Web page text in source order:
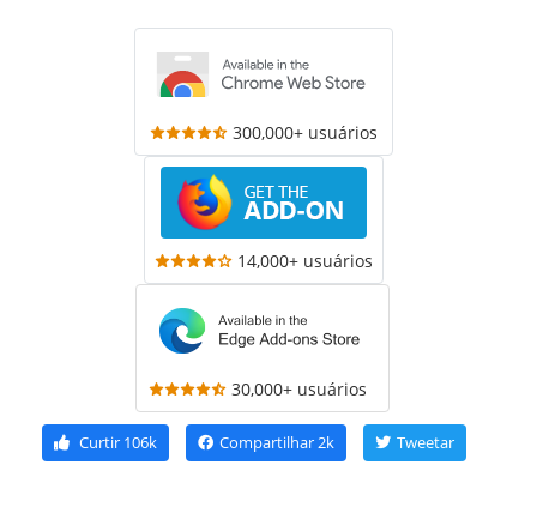
300,000+ usuários
14,000+ usuários
30,000+ usuários
Curtir 106k Compartilhar2k Tweetar